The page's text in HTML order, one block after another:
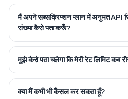
मैं अपने सब्सक्रिप्शन प्लान में अनुमत API
संख्या कैसे पता करूँ?
मुझे कैसे पता चलेगा कि मेरी रेट लिमिट कब
क्या मैं कभी भी कैंसल कर सकता हूँ?